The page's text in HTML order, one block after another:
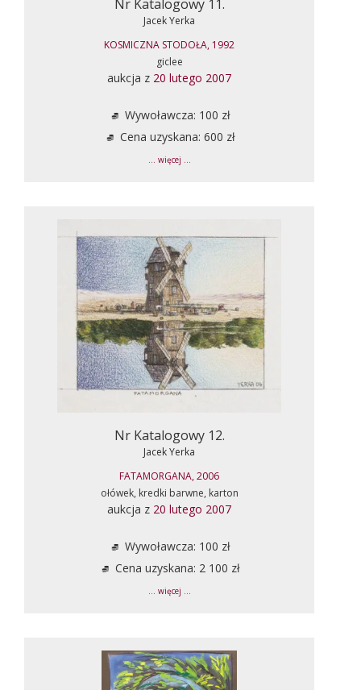
Nr Katalogowy 11.
Jacek Yerka
KOSMICZNA STODOŁA, 1992
giclee
aukcja z 20 lutego 2007
Wywoławcza: 100 zł
Cena uzyskana: 600 zł
... więcej ...
Nr Katalogowy 12.
Jacek Yerka
FATAMORGANA, 2006
ołówek, kredki barwne, karton
aukcja z 20 lutego 2007
Wywoławcza: 100 zł
Cena uzyskana: 2 100 zł
... więcej ...